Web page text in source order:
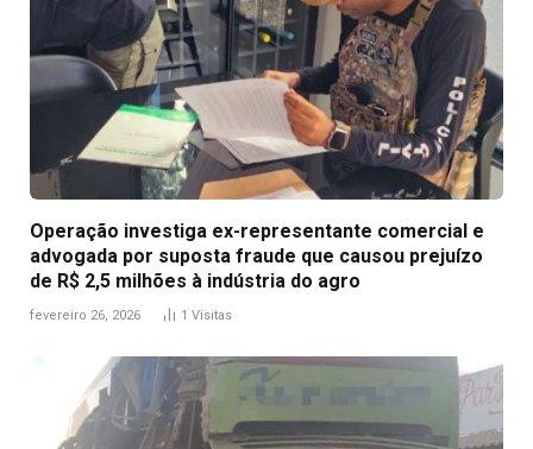
Operação investiga ex-representante comercial e
advogada por suposta fraude que causou prejuízo
de R$ 2,5 milhões à indústria do agro
fevereiro 26, 2026 1 Visitas